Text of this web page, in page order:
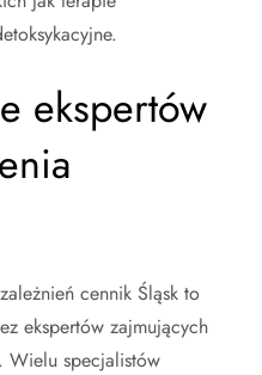
ekspertów
cennik Śląsk to
ekspertów zajmujących
Wielu specjalistów